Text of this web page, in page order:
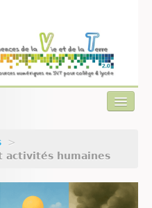
>
activités humaines